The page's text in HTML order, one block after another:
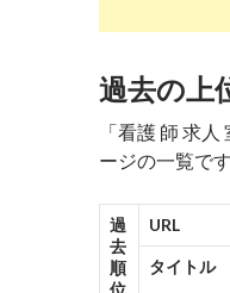
8 https://
室蘭市(北
6 4
9 https://
【北海道
9 -
10
過去の上
「看護 師 求
ージの一覧です
過
去
順
位
URL
タイトル